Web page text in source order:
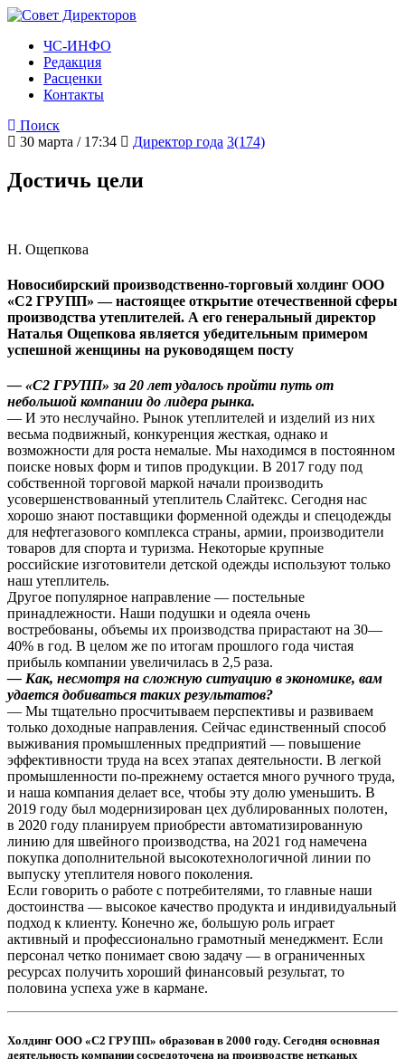
ЧС-ИНФО
Редакция
Расценки
Контакты
Поиск
30 марта / 17:34
Директор года 3(174)
Достичь цели
Н. Ощепкова
Новосибирский производственно-торговый холдинг ООО
«С2 ГРУПП» — настоящее открытие отечественной сферы
производства утеплителей. А его генеральный директор
Наталья Ощепкова является убедительным примером
успешной женщины на руководящем посту
— «С2 ГРУПП» за 20 лет удалось пройти путь от
небольшой компании до лидера рынка.
— И это неслучайно. Рынок утеплителей и изделий из них
весьма подвижный, конкуренция жесткая, однако и
возможности для роста немалые. Мы находимся в постоянном
поиске новых форм и типов продукции. В 2017 году под
собственной торговой маркой начали производить
усовершенствованный утеплитель Слайтекс. Сегодня нас
хорошо знают поставщики форменной одежды и спецодежды
для нефтегазового комплекса страны, армии, производители
товаров для спорта и туризма. Некоторые крупные
российские изготовители детской одежды используют только
наш утеплитель.
Другое популярное направление — постельные
принадлежности. Наши подушки и одеяла очень
востребованы, объемы их производства прирастают на 30—
40% в год. В целом же по итогам прошлого года чистая
прибыль компании увеличилась в 2,5 раза.
— Как, несмотря на сложную ситуацию в экономике, вам
удается добиваться таких результатов?
— Мы тщательно просчитываем перспективы и развиваем
только доходные направления. Сейчас единственный способ
выживания промышленных предприятий — повышение
эффективности труда на всех этапах деятельности. В легкой
промышленности по-прежнему остается много ручного труда,
и наша компания делает все, чтобы эту долю уменьшить. В
2019 году был модернизирован цех дублированных полотен,
в 2020 году планируем приобрести автоматизированную
линию для швейного производства, на 2021 год намечена
покупка дополнительной высокотехнологичной линии по
выпуску утеплителя нового поколения.
Если говорить о работе с потребителями, то главные наши
достоинства — высокое качество продукта и индивидуальный
подход к клиенту. Конечно же, большую роль играет
активный и профессионально грамотный менеджмент. Если
персонал четко понимает свою задачу — в ограниченных
ресурсах получить хороший финансовый результат, то
половина успеха уже в кармане.
Холдинг ООО «С2 ГРУПП» образован в 2000 году. Сегодня основная
деятельность компании сосредоточена на производстве нетканых